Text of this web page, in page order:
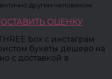
другим человеком.
ОСТАВИТЬ ОЦЕНКУ
box с инстаграм
букеты дешево на
с доставкой в